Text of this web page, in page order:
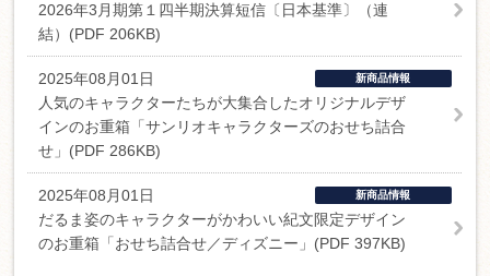
2026年3月期第１四半期決算短信〔日本基準〕（連
結）(PDF 206KB)
2025年08月01日 新商品情報
人気のキャラクターたちが大集合したオリジナルデザ
インのお重箱「サンリオキャラクターズのおせち詰合
せ」(PDF 286KB)
2025年08月01日 新商品情報
だるま姿のキャラクターがかわいい紀文限定デザイン
のお重箱「おせち詰合せ／ディズニー」(PDF 397KB)